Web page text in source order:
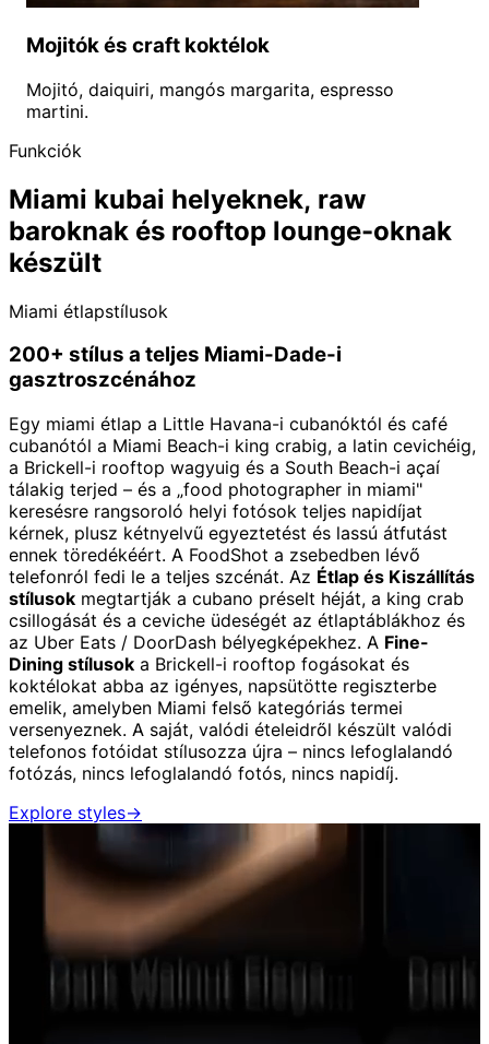
Mojitók és craft koktélok
Mojitó, daiquiri, mangós margarita, espresso
martini.
Funkciók
Miami kubai helyeknek, raw
baroknak és rooftop lounge-oknak
készült
Miami étlapstílusok
200+ stílus a teljes Miami-Dade-i
gasztroszcénához
Egy miami étlap a Little Havana-i cubanóktól és café
cubanótól a Miami Beach-i king crabig, a latin cevichéig,
a Brickell-i rooftop wagyuig és a South Beach-i açaí
tálakig terjed – és a „food photographer in miami"
keresésre rangsoroló helyi fotósok teljes napidíjat
kérnek, plusz kétnyelvű egyeztetést és lassú átfutást
ennek töredékéért. A FoodShot a zsebedben lévő
telefonról fedi le a teljes szcénát. Az Étlap és Kiszállítás
stílusok megtartják a cubano préselt héját, a king crab
csillogását és a ceviche üdeségét az étlaptáblákhoz és
az Uber Eats / DoorDash bélyegképekhez. A Fine-
Dining stílusok a Brickell-i rooftop fogásokat és
koktélokat abba az igényes, napsütötte regiszterbe
emelik, amelyben Miami felső kategóriás termei
versenyeznek. A saját, valódi ételeidről készült valódi
telefonos fotóidat stílusozza újra – nincs lefoglalandó
fotózás, nincs lefoglalandó fotós, nincs napidíj.
Explore styles→